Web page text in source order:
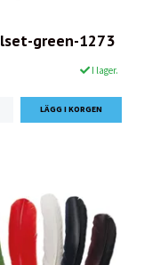
green-1273
I lager.